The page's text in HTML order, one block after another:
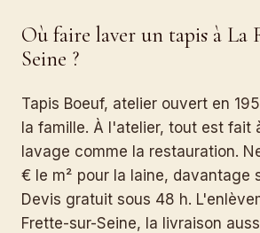
Où faire laver un tapis à La
Seine ?
Tapis Boeuf, atelier ouvert en
la famille. À l'atelier, tout est fait
lavage comme la restauration.
€ le m² pour la laine, davantage
Devis gratuit sous 48 h.
Frette-sur-Seine, la livraison